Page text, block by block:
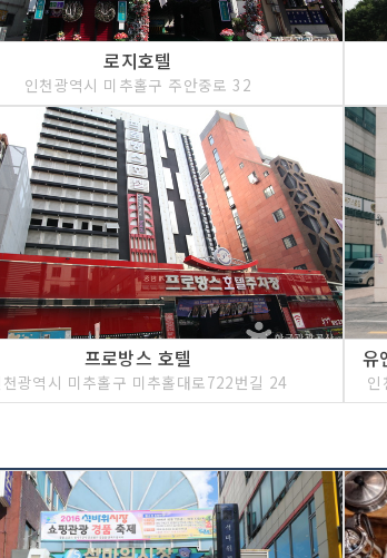
로지호텔
인천광역시 미추홀구 주안중로 32
프로방스 호텔
천광역시 미추홀구 미추홀대로722번길 24